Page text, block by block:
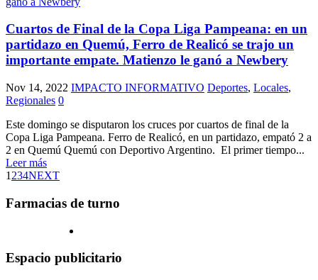
Cuartos de Final de la Copa Liga Pampeana: en un
partidazo en Quemú, Ferro de Realicó se trajo un
importante empate. Matienzo le ganó a Newbery
Nov 14, 2022 IMPACTO INFORMATIVO Deportes, Locales,
Regionales 0
Este domingo se disputaron los cruces por cuartos de final de la
Copa Liga Pampeana. Ferro de Realicó, en un partidazo, empató 2 a
2 en Quemú Quemú con Deportivo Argentino. El primer tiempo...
Leer más
1 234NEXT
Farmacias de turno
Espacio publicitario